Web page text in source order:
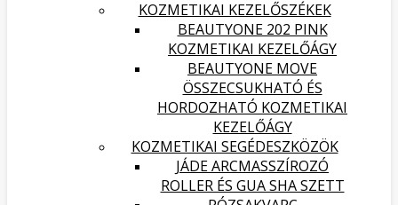
KOZMETIKAI KEZELŐSZÉKEK
BEAUTYONE 202 PINK
KOZMETIKAI KEZELŐÁGY
BEAUTYONE MOVE
ÖSSZECSUKHATÓ ÉS
HORDOZHATÓ KOZMETIKAI
KEZELŐÁGY
KOZMETIKAI SEGÉDESZKÖZÖK
JÁDE ARCMASSZÍROZÓ
ROLLER ÉS GUA SHA SZETT